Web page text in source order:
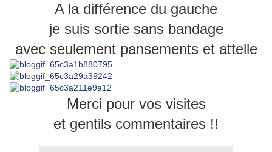
A la différence du gauche
je suis sortie sans bandage
avec seulement pansements et attelle
Merci pour vos visites
et gentils commentaires !!